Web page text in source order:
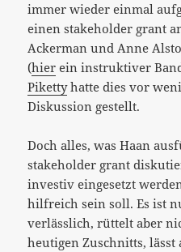
immer wieder einmal
einen stakeholder grant
Ackerman und Anne
(hier ein instruktiver
Pikettyhatte dies vor
Diskussion gestellt.
Doch alles, was Haan
stakeholder grant
investiv eingesetzt
hilfreich sein soll. Es ist
verlässlich, rüttelt aber
heutigen Zuschnitts, lässt